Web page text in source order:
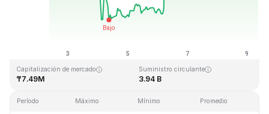
Última actualización: 2026-08-09, 09:14 GMT+0
Capitalización de mercado
₸7.49M
Suministro circulante
3.94 B
Período Máximo Mínimo Promedio